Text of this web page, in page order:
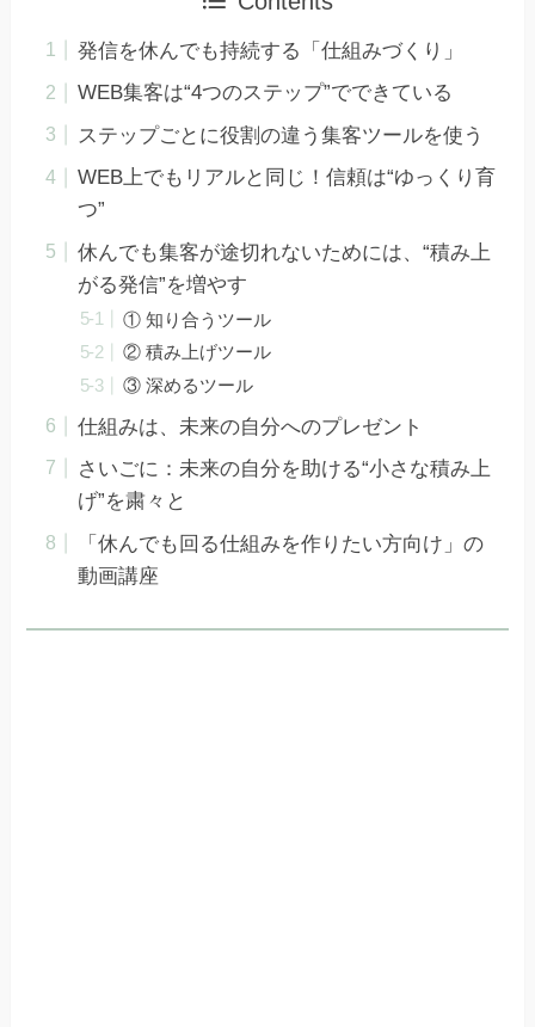
発信を休んでも持続する「仕組みづくり」
WEB集客は“4つのステップ”でできている
ステップごとに役割の違う集客ツールを使う
WEB上でもリアルと同じ！信頼は“ゆっくり育
つ”
休んでも集客が途切れないためには、“積み上
がる発信”を増やす
① 知り合うツール
② 積み上げツール
③ 深めるツール
仕組みは、未来の自分へのプレゼント
さいごに：未来の自分を助ける“小さな積み上
げ”を粛々と
「休んでも回る仕組みを作りたい方向け」の
動画講座